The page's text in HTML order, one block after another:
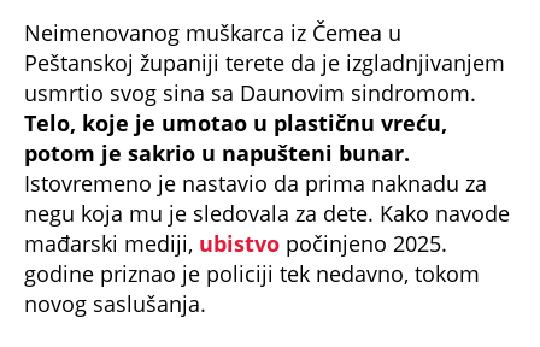
Neimenovanog muškarca iz Čemea u
Peštanskoj županiji terete da je izgladnjivanjem
usmrtio svog sina sa Daunovim sindromom.
Telo, koje je umotao u plastičnu vreću,
potom je sakrio u napušteni bunar.
Istovremeno je nastavio da prima naknadu za
negu koja mu je sledovala za dete. Kako navode
mađarski mediji, ubistvo počinjeno 2025.
godine priznao je policiji tek nedavno, tokom
novog saslušanja.